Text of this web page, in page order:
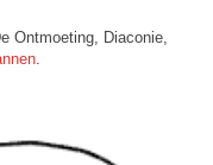
Ontmoeting, Diaconie,
.